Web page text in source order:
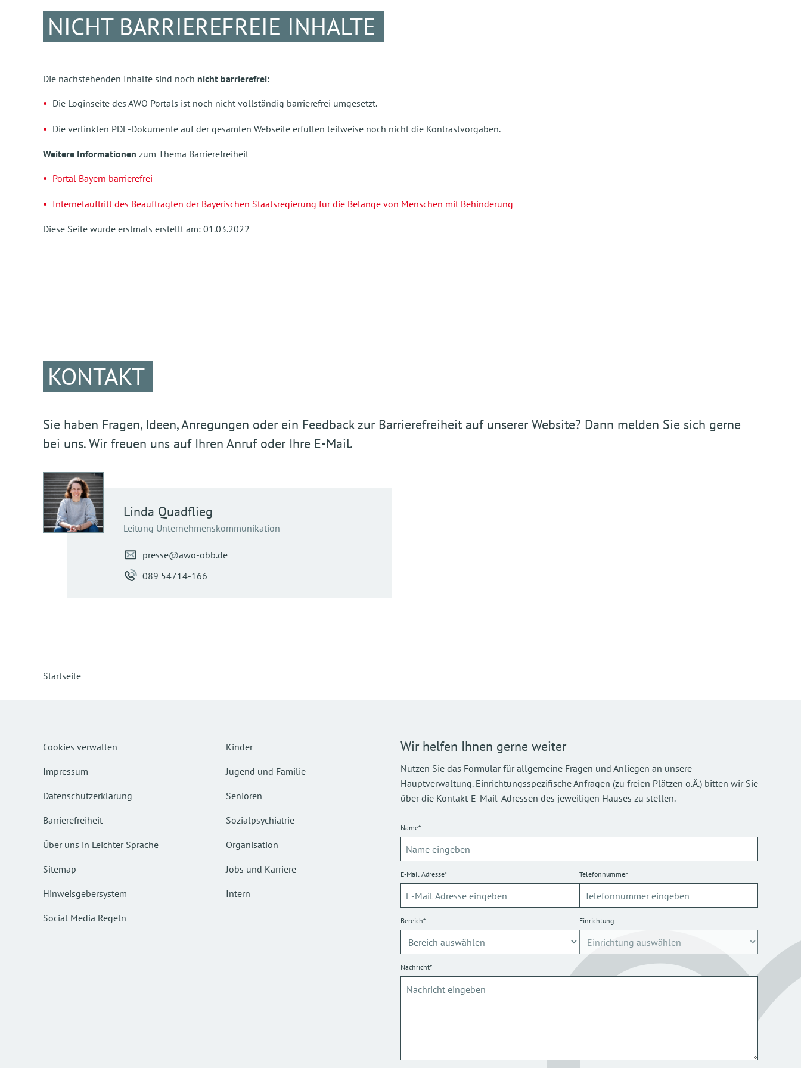
NICHT BARRIEREFREIE INHALTE
Die nachstehenden Inhalte sind noch nicht barrierefrei:
Die Loginseite des AWO Portals ist noch nicht vollständig barrierefrei umgesetzt.
Die verlinkten PDF-Dokumente auf der gesamten Webseite erfüllen teilweise noch nicht die Kontrastvorgaben.
Weitere Informationen zum Thema Barrierefreiheit
Portal Bayern barrierefrei
Internetauftritt des Beauftragten der Bayerischen Staatsregierung für die Belange von Menschen mit Behinderung
Diese Seite wurde erstmals erstellt am: 01.03.2022
KONTAKT
Sie haben Fragen, Ideen, Anregungen oder ein Feedback zur Barrierefreiheit auf unserer Website? Dann melden Sie sich gerne
bei uns. Wir freuen uns auf Ihren Anruf oder Ihre E-Mail.
Linda Quadflieg
Leitung Unternehmenskommunikation
presse@awo-obb.de
089 54714-166
Startseite
Cookies verwalten
Impressum
Datenschutzerklärung
Barrierefreiheit
Über uns in Leichter Sprache
Sitemap
Hinweisgebersystem
Social Media Regeln
Kinder
Jugend und Familie
Senioren
Sozialpsychiatrie
Organisation
Jobs und Karriere
Intern
Wir helfen Ihnen gerne weiter
Nutzen Sie das Formular für allgemeine Fragen und Anliegen an unsere
Hauptverwaltung. Einrichtungsspezifische Anfragen (zu freien Plätzen o.Ä.) bitten wir Sie
über die Kontakt-E-Mail-Adressen des jeweiligen Hauses zu stellen.
Name*
E-Mail Adresse* Telefonnummer
Bereich* Einrichtung
Nachricht*